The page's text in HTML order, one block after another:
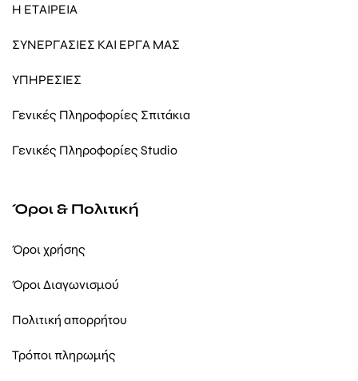
Η ΕΤΑΙΡΕΙΑ
ΣΥΝΕΡΓΑΣΙΕΣ ΚΑΙ ΕΡΓΑ ΜΑΣ
ΥΠΗΡΕΣΙΕΣ
Γενικές Πληροφορίες Σπιτάκια
Γενικές Πληροφορίες Studio
Όροι & Πολιτική
Όροι χρήσης
Όροι Διαγωνισμού
Πολιτική απορρήτου
Τρόποι πληρωμής